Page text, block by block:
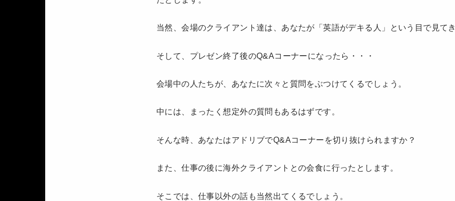
当然、会場のクライアント達は、あなたが「英語がデキる人」という目で見てき
そして、プレゼン終了後のQ&Aコーナーになったら・・・
会場中の人たちが、あなたに次々と質問をぶつけてくるでしょう。
中には、まったく想定外の質問もあるはずです。
そんな時、あなたはアドリブでQ&Aコーナーを切り抜けられますか？
また、仕事の後に海外クライアントとの会食に行ったとします。
そこでは、仕事以外の話も当然出てくるでしょう。